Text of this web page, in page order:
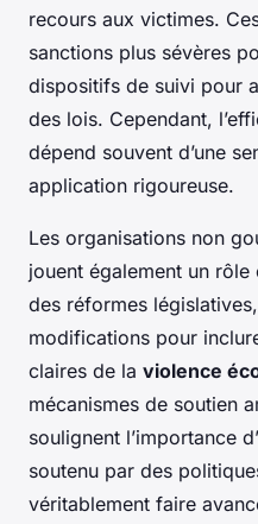
recours aux victimes.
sanctions plus sévères
dispositifs de suivi pour
des lois. Cependant,
dépend souvent d’une
application rigoureuse.
Les organisations non
jouent également un
des réformes
modifications pour
claires de la violence
mécanismes de soutien
soulignent l’importance
soutenu par des
véritablement faire